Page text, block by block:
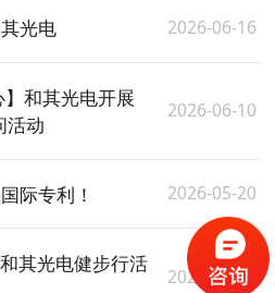
光电 2026-06-16
】和其光电开展
活动
2026-06-10
际专利！ 2026-05-20
其光电健步行活
2026-05-10